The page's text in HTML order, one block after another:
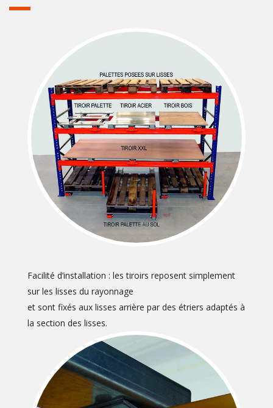
Facilité d’installation : les tiroirs reposent simplement
sur les lisses du rayonnage
et sont fixés aux lisses arrière par des étriers adaptés à
la section des lisses.